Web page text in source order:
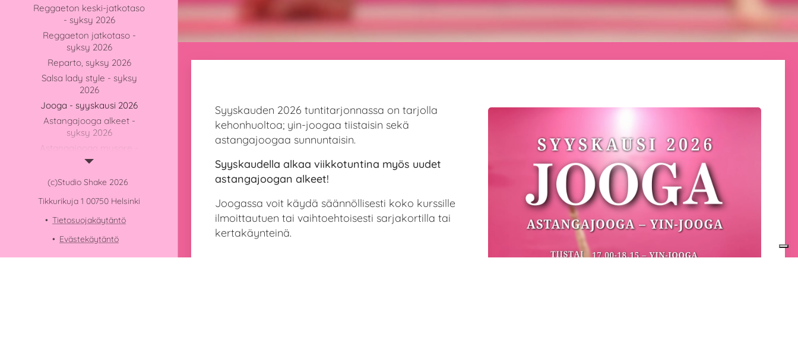
Reggaeton keski-jatkotaso
- syksy 2026
Reggaeton jatkotaso -
syksy 2026
Reparto, syksy 2026
Salsa lady style - syksy
2026
Jooga - syyskausi 2026
Astangajooga alkeet -
syksy 2026
Astangajooga mysore -
syksy 2026
Lasten tunnit - syyskausi
2026
Dancemix 4-6v - syksy
Dancemix 7-9v - syksy
2026
Syyskauden 2026 tuntitarjonnassa on tarjolla
kehonhuoltoa; yin-joogaa tiistaisin sekä
astangajoogaa sunnuntaisin.
Syyskaudella alkaa viikkotuntina myös uudet
astangajoogan alkeet!
Joogassa voit käydä säännöllisesti koko kurssille
ilmoittautuen tai vaihtoehtoisesti sarjakortilla tai
kertakäynteinä.
(c)Studio Shake 2026
Tikkurikuja 1 00750 Helsinki
Tietosuojakäytäntö
Evästekäytäntö